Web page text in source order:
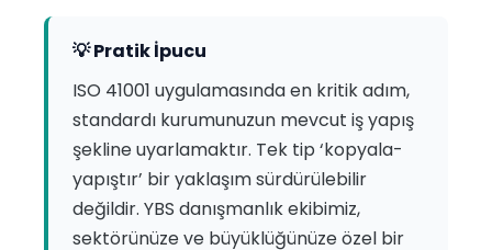
💡 Pratik İpucu
ISO 41001 uygulamasında en kritik adım,
standardı kurumunuzun mevcut iş yapış
şekline uyarlamaktır. Tek tip ‘kopyala-
yapıştır’ bir yaklaşım sürdürülebilir
değildir. YBS danışmanlık ekibimiz,
sektörünüze ve büyüklüğünüze özel bir